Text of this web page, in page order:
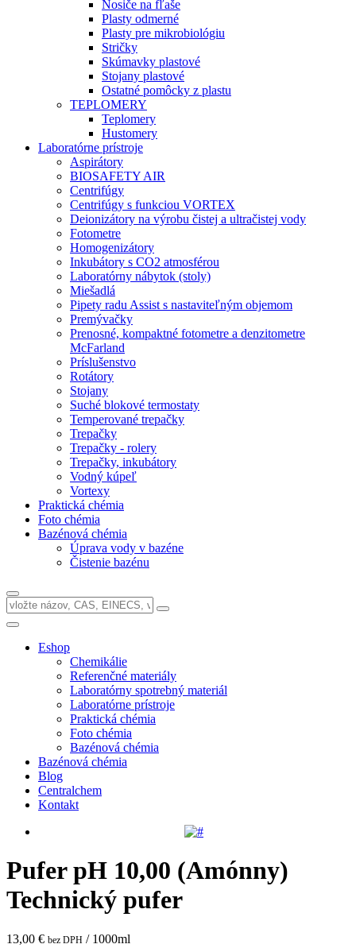
Nosiče na fľaše
Plasty odmerné
Plasty pre mikrobiológiu
Stričky
Skúmavky plastové
Stojany plastové
Ostatné pomôcky z plastu
TEPLOMERY
Teplomery
Hustomery
Laboratórne prístroje
Aspirátory
BIOSAFETY AIR
Centrifúgy
Centrifúgy s funkciou VORTEX
Deionizátory na výrobu čistej a ultračistej vody
Fotometre
Homogenizátory
Inkubátory s CO2 atmosférou
Laboratórny nábytok (stoly)
Miešadlá
Pipety radu Assist s nastaviteľným objemom
Premývačky
Prenosné, kompaktné fotometre a denzitometre
McFarland
Príslušenstvo
Rotátory
Stojany
Suché blokové termostaty
Temperované trepačky
Trepačky
Trepačky - rolery
Trepačky, inkubátory
Vodný kúpeľ
Vortexy
Praktická chémia
Foto chémia
Bazénová chémia
Úprava vody v bazéne
Čistenie bazénu
Eshop
Chemikálie
Referenčné materiály
Laboratórny spotrebný materiál
Laboratórne prístroje
Praktická chémia
Foto chémia
Bazénová chémia
Bazénová chémia
Blog
Centralchem
Kontakt
Pufer pH 10,00 (Amónny)
Technický pufer
13,00 € bez DPH / 1000ml